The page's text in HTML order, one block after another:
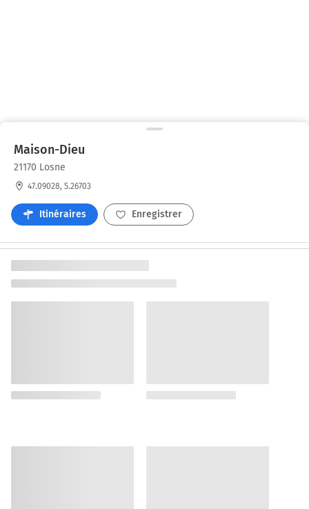
Maison-Dieu
21170 Losne
47.09028, 5.26703
Itinéraires Enregistrer